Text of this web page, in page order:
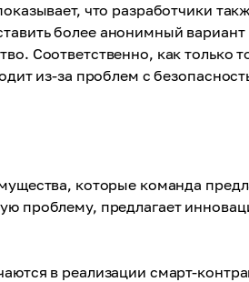
что разработчики
более анонимный
Соответственно, как только
из-за проблем с
которые команда
проблему, предлагает
в реализации смарт-